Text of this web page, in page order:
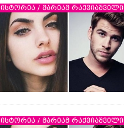
ისტორია / მარიამ რაქვიაშვილი
ისტორია / მარიამ რაქვიაშვილი